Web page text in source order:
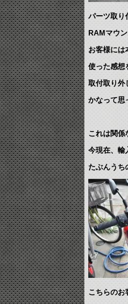
パーツ取り
RAMマウ
お客様には
使った感想
取付取り外
かなって思
これは関係
今現在、輸
たぶんうち
こちらのお